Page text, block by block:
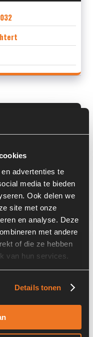
advertenties te
media te bieden
Ook delen we
site met onze
en analyse. Deze
met andere
of die ze hebben
van hun services.
Details tonen
graafbak
2,2 x 0 x 0 m
Nederland